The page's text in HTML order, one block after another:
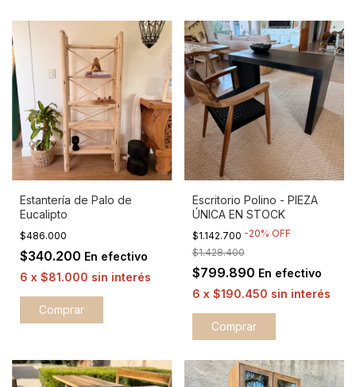
Estantería de Palo de
Eucalipto
$486.000
$340.200 En efectivo
6 x $81.000 sin interés
Escritorio Polino - PIEZA
ÚNICA EN STOCK
$1.142.700 -20% OFF
$1.428.400
$799.890 En efectivo
6 x $190.450 sin interés
Comprar